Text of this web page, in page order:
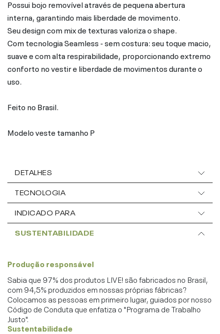
Possui bojo removível através de pequena abertura
interna, garantindo mais liberdade de movimento.
Seu design com mix de texturas valoriza o shape.
Com tecnologia Seamless - sem costura: seu toque macio,
suave e com alta respirabilidade, proporcionando extremo
conforto no vestir e liberdade de movimentos durante o
uso.
Feito no Brasil.
Modelo veste tamanho P
DETALHES
TECNOLOGIA
INDICADO PARA
SUSTENTABILIDADE
Produção responsável
Sabia que 97% dos produtos LIVE! são fabricados no Brasil,
com 94,5% produzidos em nossas próprias fábricas?
Colocamos as pessoas em primeiro lugar, guiados por nosso
Código de Conduta que enfatiza o "Programa de Trabalho
Justo".
Sustentabilidade